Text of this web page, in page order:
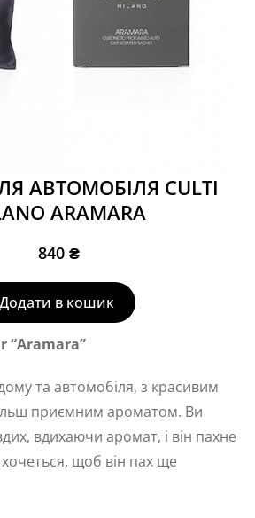
АВТОМОБІЛЯ CULTI
ARAMARA
840 ₴
Додати в кошик
“Aramara”
та автомобіля, з красивим
приємним ароматом. Ви
вдихаючи аромат, і він пахне
щоб він пах ще